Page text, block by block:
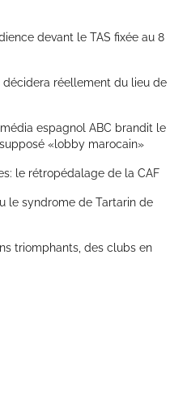
devant le TAS fixée au 8
réellement du lieu de
espagnol ABC brandit le
«lobby marocain»
le rétropédalage de la CAF
le syndrome de Tartarin de
triomphants, des clubs en